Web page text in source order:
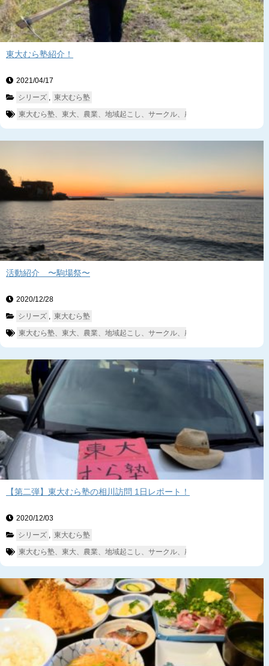
東大むら塾紹介！
2021/04/17
シリーズ
東大むら塾
東大むら塾、東大、農業、地域起こし、サークル、農業サークル、富津、相
活動紹介 〜駒場祭〜
2020/12/28
シリーズ
東大むら塾
東大むら塾、東大、農業、地域起こし、サークル、農業サークル、富津、相
【第二弾】東大むら塾の相川訪問 1日レポート！
2020/12/03
シリーズ
東大むら塾
東大むら塾、東大、農業、地域起こし、サークル、農業サークル、富津、相